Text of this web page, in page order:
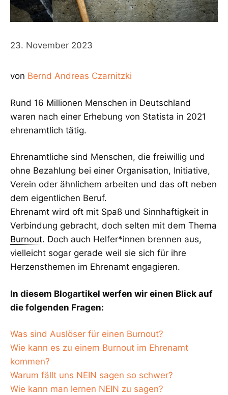
23. November 2023
von Bernd Andreas Czarnitzki
Rund 16 Millionen Menschen in Deutschland
waren nach einer Erhebung von Statista in 2021
ehrenamtlich tätig.
Ehrenamtliche sind Menschen, die freiwillig und
ohne Bezahlung bei einer Organisation, Initiative,
Verein oder ähnlichem arbeiten und das oft neben
dem eigentlichen Beruf.
Ehrenamt wird oft mit Spaß und Sinnhaftigkeit in
Verbindung gebracht, doch selten mit dem Thema
Burnout. Doch auch Helfer*innen brennen aus,
vielleicht sogar gerade weil sie sich für ihre
Herzensthemen im Ehrenamt engagieren.
In diesem Blogartikel werfen wir einen Blick auf
die folgenden Fragen:
Was sind Auslöser für einen Burnout?
Wie kann es zu einem Burnout im Ehrenamt
kommen?
Warum fällt uns NEIN sagen so schwer?
Wie kann man lernen NEIN zu sagen?